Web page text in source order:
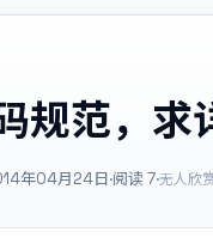
规范，求
年04月24日·阅读 7·无人欣赏